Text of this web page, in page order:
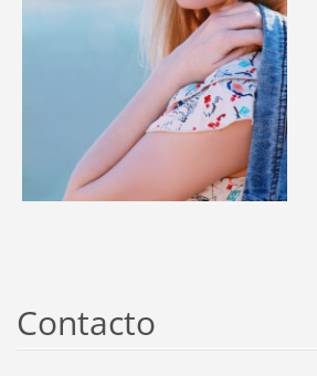
Contacto